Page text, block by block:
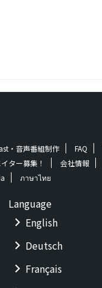
・音声番組制作 FAQ
ター募集！ 会社情報
ภาษาไทย
Language
English
Deutsch
Français